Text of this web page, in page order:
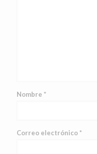
Nombre *
Correo electrónico *